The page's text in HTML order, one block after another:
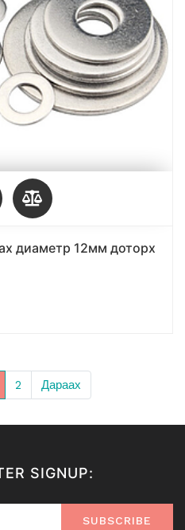
диаметр 12мм доторх
2 Дараах
SIGNUP:
SUBSCRIBE